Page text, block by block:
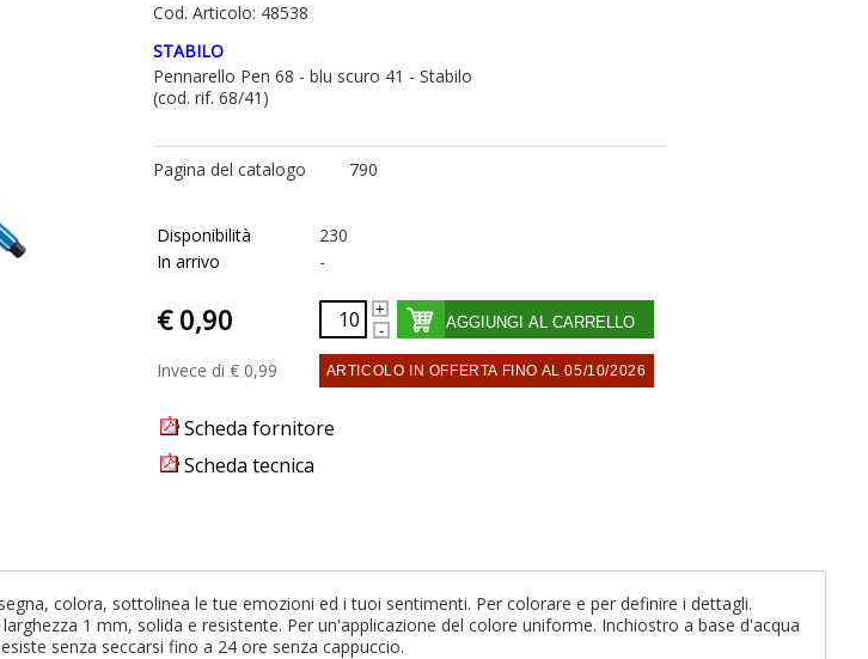
Cod. Articolo: 48538
STABILO
Pennarello Pen 68 - blu scuro 41 - Stabilo
(cod. rif. 68/41)
Pagina del catalogo 790
Disponibilità
230
In arrivo
-
€ 0,90 AGGIUNGI AL CARRELLO
Invece di € 0,99 ARTICOLO IN OFFERTA FINO AL 05/10/2026
Scheda fornitore
Scheda tecnica
colora, sottolinea le tue emozioni ed i tuoi sentimenti. Per colorare e per definire i dettagli.
1 mm, solida e resistente. Per un'applicazione del colore uniforme. Inchiostro a base d'acqua
senza seccarsi fino a 24 ore senza cappuccio.